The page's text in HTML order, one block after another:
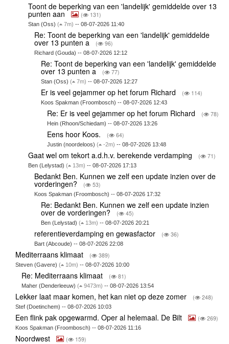
Toont de beperking van een 'landelijk' gemiddelde over 13
punten aan ( 131)
Stan (Oss) ( 7m) -- 08-07-2026 11:40
Re: Toont de beperking van een 'landelijk' gemiddelde
over 13 punten a ( 96)
Richard (Gouda) -- 08-07-2026 12:12
Re: Toont de beperking van een 'landelijk' gemiddelde
over 13 punten a ( 77)
Stan (Oss) ( 7m) -- 08-07-2026 12:27
Er is veel gejammer op het forum Richard ( 114)
Koos Spakman (Froombosch) -- 08-07-2026 12:43
Re: Er is veel gejammer op het forum Richard ( 78)
Hein (Rhoon/Schiedam) -- 08-07-2026 13:26
Eens hoor Koos. ( 64)
Justin (noordeloos)( -2m) -- 08-07-2026 13:48
Gaat wel om tekort a.d.h.v. berekende verdamping ( 71)
Ben (Lelystad) ( 13m) -- 08-07-2026 17:13
Bedankt Ben. Kunnen we zelf een update inzien over de
vorderingen? ( 53)
Koos Spakman (Froombosch) -- 08-07-2026 17:32
Re: Bedankt Ben. Kunnen we zelf een update inzien
over de vorderingen? ( 45)
Ben (Lelystad) ( 13m) -- 08-07-2026 20:21
referentieverdamping en gewasfactor ( 36)
Bart (Abcoude) -- 08-07-2026 22:08
Mediterraans klimaat ( 389)
Steven (Gavere) ( 10m) -- 08-07-2026 10:00
Re: Mediterraans klimaat ( 81)
Maher (Denderleeuw)( 9473m) -- 08-07-2026 13:54
Lekker laat maar komen, het kan niet op deze zomer ( 248)
Stef (Doetinchem) -- 08-07-2026 10:03
Een flink pak opgewarmd. Oper al helemaal. De Bilt ( 269)
Koos Spakman (Froombosch) -- 08-07-2026 11:16
Noordwest ( 159)